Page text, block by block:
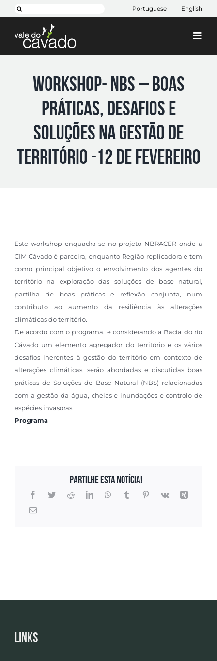
to
content
Pesquisar Portuguese English
Cávado 2030Workshop- NBS – Boas
práticas, desafios e
soluções na gestão de
território -12 de fevereiro
Este workshop enquadra-se no projeto NBRACER onde a
CIM Cávado é parceira, enquanto Região replicadora e tem
como principal objetivo o envolvimento dos agentes do
território na exploração das soluções de base natural,
partilha de boas práticas e reflexão conjunta, num
contributo ao aumento da resiliência às alterações
climáticas do território.
De acordo com o programa, e considerando a Bacia do rio
Cávado um elemento agregador do território e os vários
desafios inerentes à gestão do território em contexto de
alterações climáticas, serão abordadas e discutidas boas
práticas de Soluções de Base Natural (NBS) relacionadas
com a gestão da água, cheias e inundações e controlo de
espécies invasoras.
Programa
Partilhe esta notícia!
Links